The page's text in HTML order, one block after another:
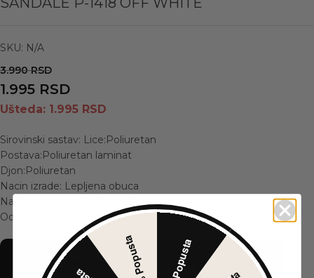
SKU: N/A
3.990RSD
1.995 RSD
Ušteda: 1.995 RSD
Sirovinski sastav: Lice:Poliuretan
Postava:Poliuretan laminat
Djon:Poliuretan
Nacin izrade: Lepljena obuca
Namena: Obuca za suvo vreme
Odrzavanje: Obucu brisati I premazivati kremom
Dodajte 6.000 RSD
u korpu i dobijte
besplatnu isporuku!